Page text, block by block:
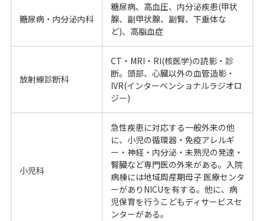
糖尿病・内分泌内科
糖尿病、高血圧、内分泌疾患(甲状
腺、副甲状腺、副腎、下垂体な
ど)、高脂血症
放射線診断科
CT・MRI・RI(核医学)の読影・診
断。頭部、心臓以外の血管造影・
IVR(インターベンショナルラジオロ
ジー)
小児科
急性疾患に対応する一般外来の他
に、小児の循環器・免疫アレルギ
ー・神経・内分泌・未熟児の発達・
腎臓など専門医の外来がある。入院
病棟には地域周産期母子 医療センタ
ーがありNICUを有する。他に、病
児保育を行うこどもディサービスセ
ンターがある。